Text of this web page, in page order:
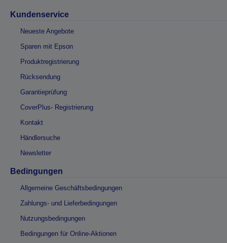
Kundenservice
Neueste Angebote
Sparen mit Epson
Produktregistrierung
Rücksendung
Garantieprüfung
CoverPlus- Registrierung
Kontakt
Händlersuche
Newsletter
Bedingungen
Allgemeine Geschäftsbedingungen
Zahlungs- und Lieferbedingungen
Nutzungsbedingungen
Bedingungen für Online-Aktionen